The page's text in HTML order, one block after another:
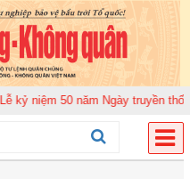
50 năm Ngày truyền thống